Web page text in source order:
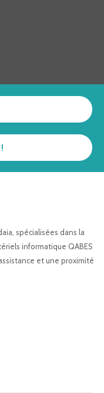
spécialisées dans la
informatique QABES
et une proximité